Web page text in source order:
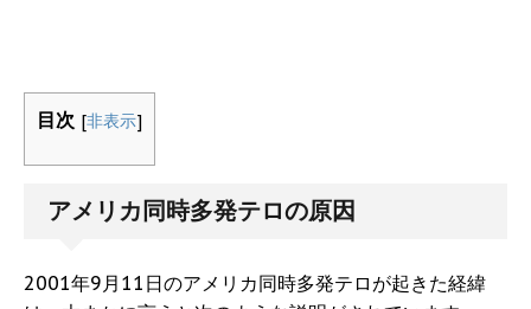
目次 [非表示]
アメリカ同時多発テロの原因
2001年9月11日のアメリカ同時多発テロが起きた経緯